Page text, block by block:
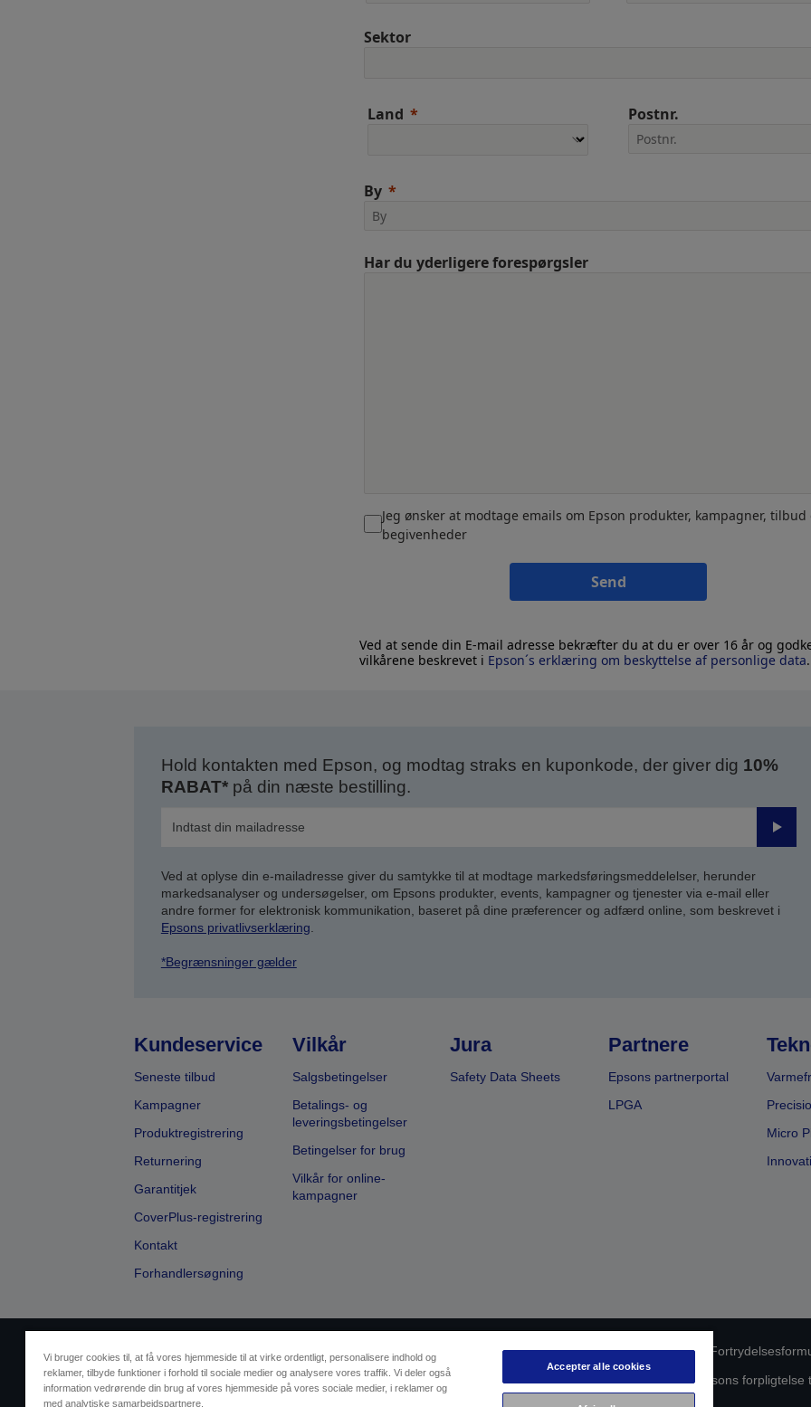
Sektor
Land Postnr.
By
Har du yderligere forespørgsler
Jeg ønsker at modtage emails om Epson produkter, kampagner, tilbud
begivenheder
Send
Ved at sende din E-mail adresse bekræfter du at du er over 16 år og
vilkårene beskrevet i Epson´s erklæring om beskyttelse af personlige data.
Hold kontakten med Epson, og modtag straks en kuponkode, der giver dig 10%
RABAT*på din næste bestilling.
Send
Ved at oplyse din e-mailadresse giver du samtykke til at modtage markedsføringsmeddelelser, herunder
markedsanalyser og undersøgelser, om Epsons produkter, events, kampagner og tjenester via e-mail eller
andre former for elektronisk kommunikation, baseret på dine præferencer og adfærd online, som beskrevet i
Epsons privatlivserklæring
*Begrænsninger gælder
Kundeservice
Seneste tilbud
Kampagner
Produktregistrering
Returnering
Garantitjek
CoverPlus-registrering
Kontakt
Forhandlersøgning
Vilkår
Salgsbetingelser
Betalings- og
leveringsbetingelser
Betingelser for brug
Vilkår for online-
kampagner
Jura
Safety Data Sheets
Partnere
Epsons partnerportal
LPGA
Micro
Sælgers id Identifikation af produktoverholdelse Databeskyttelseserklæring
Kontakt os vedrørende dine data
Epsons
Vi bruger cookies til, at få vores hjemmeside til at virke ordentligt, personalisere indhold og
reklamer, tilbyde funktioner i forhold til sociale medier og analysere vores traffik. Vi deler også
information vedrørende din brug af vores hjemmeside på vores sociale medier, i reklamer og
med analytiske samarbejdspartnere.
Accepter alle cookies